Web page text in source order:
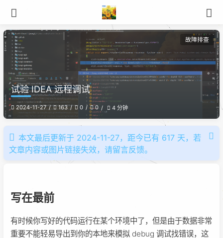
故障排查
试验 IDEA 远程调试
2024-11-27 163 0 0 4 分钟
本文最后更新于 2024-11-27，距今已有 617 天，若
文章内容或图片链接失效，请留言反馈。
写在最前
有时候你写好的代码运行在某个环境中了，但是由于数据非常
重要不能轻易导出到你的本地来模拟 debug 调试找错误，这